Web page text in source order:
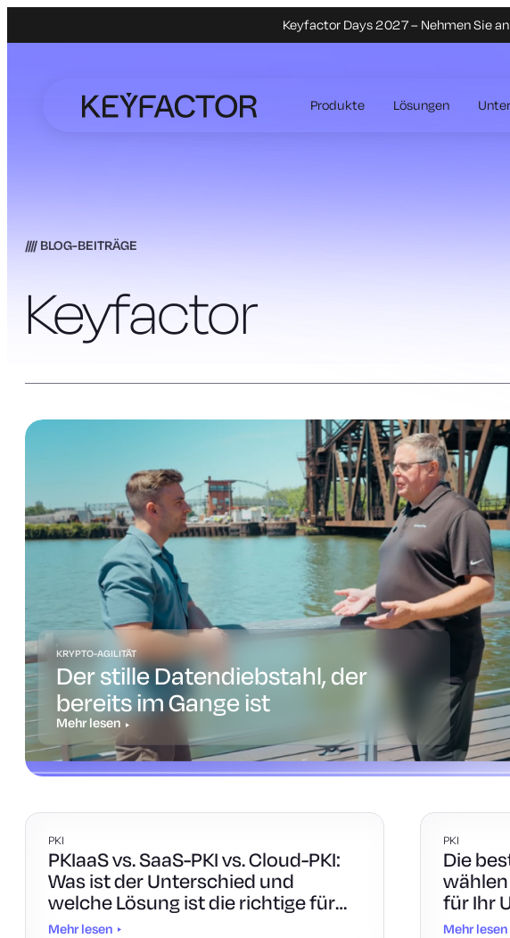
Keyfactor Days 2027 – Nehmen Sie
springen
Produkte Lösungen
BLOG-BEITRÄGE
Keyfactor
KRYPTO-AGILITÄT
Der stille Datendiebstahl, der
bereits im Gange ist
Mehr lesen
PKI
PKIaaS vs. SaaS-PKI vs. Cloud-PKI:
Was ist der Unterschied und
welche Lösung ist die richtige für
Sie?
Mehr lesen
PKI
Die
für Ihr
Mehr lesen